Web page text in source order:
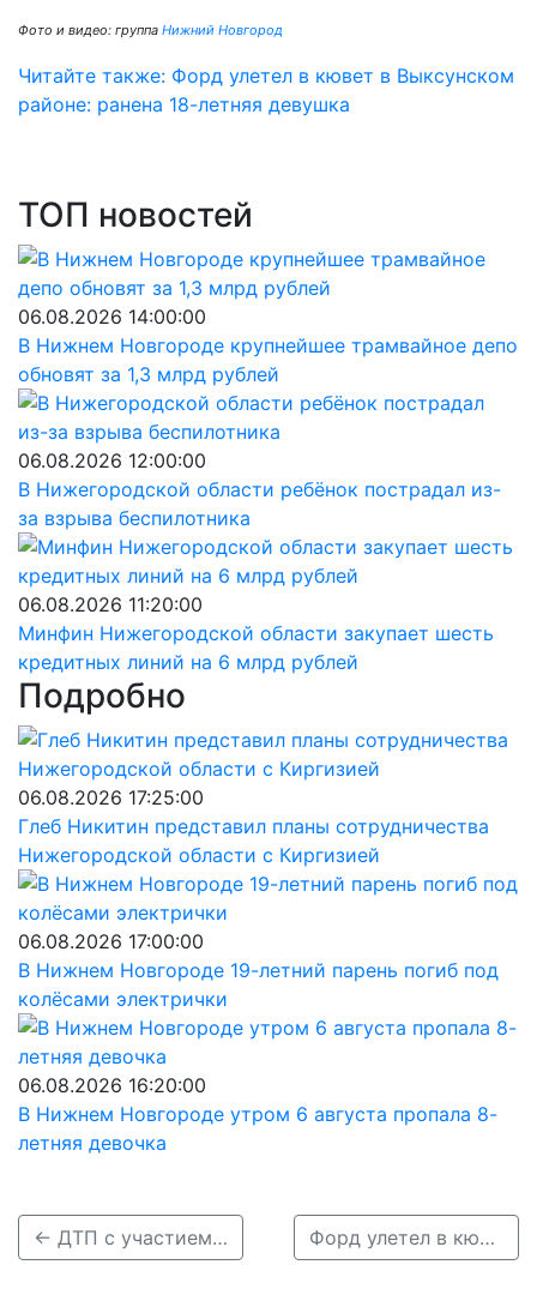
Фото и видео: группа Нижний Новгород
Читайте также: Форд улетел в кювет в Выксунском
районе: ранена 18-летняя девушка
ТОП новостей
06.08.2026 14:00:00
В Нижнем Новгороде крупнейшее трамвайное депо
обновят за 1,3 млрд рублей
06.08.2026 12:00:00
В Нижегородской области ребёнок пострадал из-
за взрыва беспилотника
06.08.2026 11:20:00
Минфин Нижегородской области закупает шесть
кредитных линий на 6 млрд рублей
Подробно
06.08.2026 17:25:00
Глеб Никитин представил планы сотрудничества
Нижегородской области с Киргизией
06.08.2026 17:00:00
В Нижнем Новгороде 19-летний парень погиб под
колёсами электрички
06.08.2026 16:20:00
В Нижнем Новгороде утром 6 августа пропала 8-
летняя девочка
← ДТП с участием КамАЗа и трех легковушек произошло в Кстовском районе Форд улетел в кювет в Выксунском районе: ранена 18-летняя девушка →